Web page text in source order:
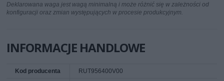
Deklarowana waga jest wagą minimalną i może różnić się w zależności od
konfiguracji oraz zmian występujących w procesie produkcyjnym.
INFORMACJE HANDLOWE
Kod producenta RUT956400V00